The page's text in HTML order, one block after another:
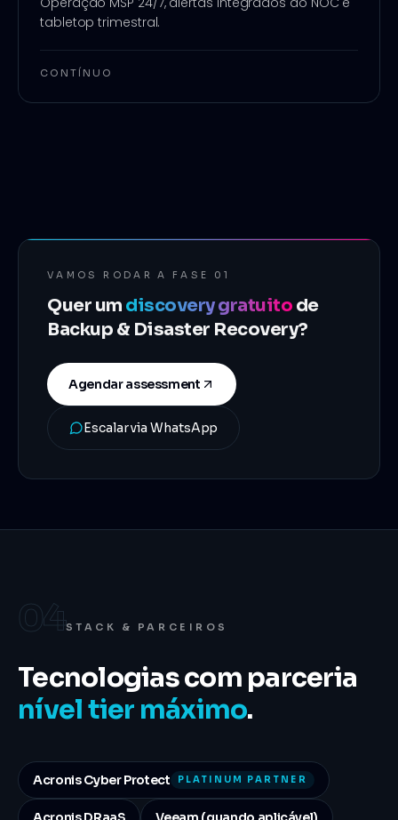
tabletop trimestral.
CONTÍNUO
VAMOS RODAR A FASE 01
Quer um discovery gratuito de
Backup & Disaster Recovery?
Agendar assessment
Escalar via WhatsApp
04STACK & PARCEIROS
Tecnologias com parceria
nível tier máximo.
Acronis Cyber Protect PLATINUM PARTNER